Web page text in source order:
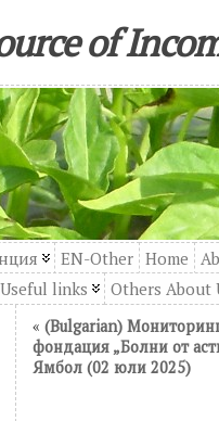
of
EN-Other Home
Useful links Others About
« (Bulgarian)
фондация „Болни от
Ямбол (02 юли 2025)